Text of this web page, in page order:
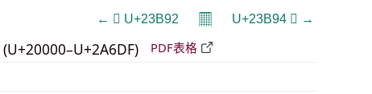
← 𣮒 U+23B92 𝄜 U+23B94 𣮔 →
(U+20000–U+2A6DF) PDF表格